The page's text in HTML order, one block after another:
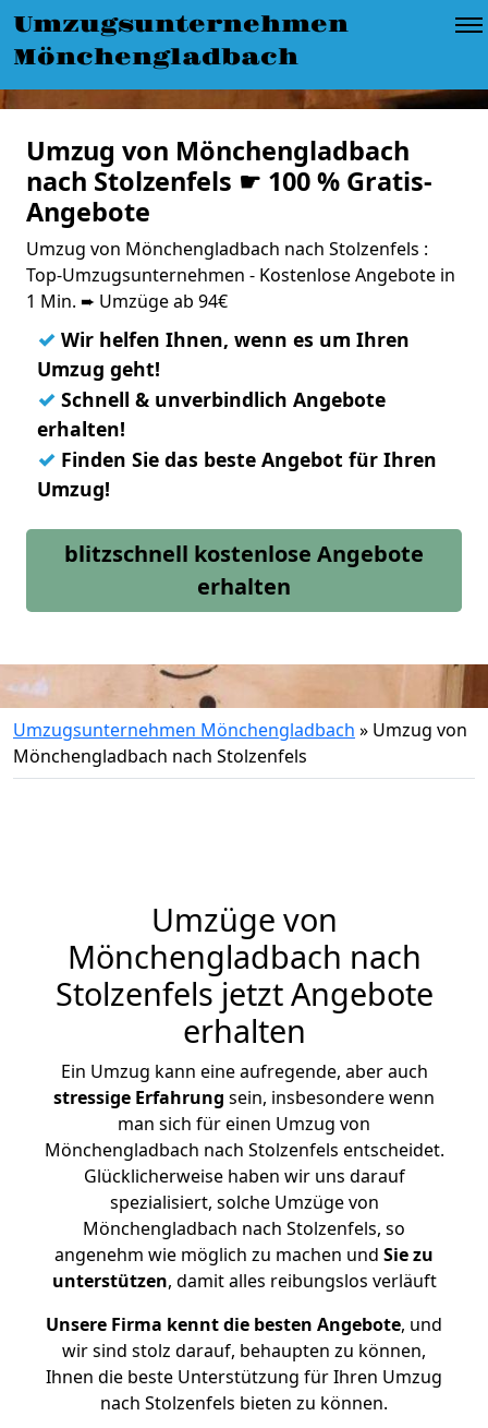
Umzugsunternehmen
Mönchengladbach
Umzug von Mönchengladbach
nach Stolzenfels ☛ 100 % Gratis-
Angebote
Umzug von Mönchengladbach nach Stolzenfels :
Top-Umzugsunternehmen - Kostenlose Angebote in
1 Min. ➨ Umzüge ab 94€
✓ Wir helfen Ihnen, wenn es um Ihren
Umzug geht!
✓ Schnell & unverbindlich Angebote
erhalten!
✓ Finden Sie das beste Angebot für Ihren
Umzug!
blitzschnell kostenlose Angebote
erhalten
Umzugsunternehmen Mönchengladbach » Umzug von
Mönchengladbach nach Stolzenfels
Umzüge von
Mönchengladbach nach
Stolzenfels jetzt Angebote
erhalten
Ein Umzug kann eine aufregende, aber auch
stressige Erfahrung sein, insbesondere wenn
man sich für einen Umzug von
Mönchengladbach nach Stolzenfels entscheidet.
Glücklicherweise haben wir uns darauf
spezialisiert, solche Umzüge von
Mönchengladbach nach Stolzenfels, so
angenehm wie möglich zu machen und Sie zu
unterstützen, damit alles reibungslos verläuft
Unsere Firma kennt die besten Angebote, und
wir sind stolz darauf, behaupten zu können,
Ihnen die beste Unterstützung für Ihren Umzug
nach Stolzenfels bieten zu können.